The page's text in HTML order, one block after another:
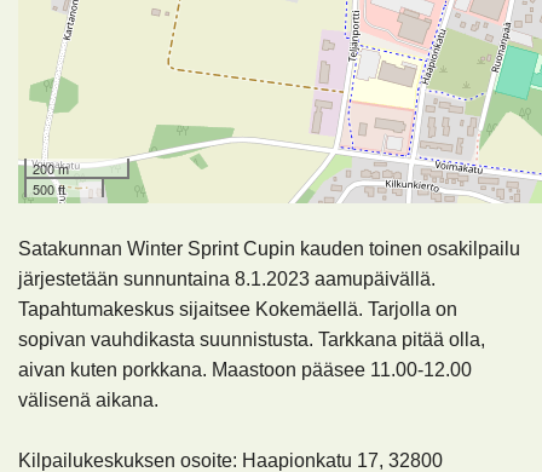
200 m
500 ft
Satakunnan Winter Sprint Cupin kauden toinen osakilpailu
järjestetään sunnuntaina 8.1.2023 aamupäivällä.
Tapahtumakeskus sijaitsee Kokemäellä. Tarjolla on
sopivan vauhdikasta suunnistusta. Tarkkana pitää olla,
aivan kuten porkkana. Maastoon pääsee 11.00-12.00
välisenä aikana.
Kilpailukeskuksen osoite: Haapionkatu 17, 32800